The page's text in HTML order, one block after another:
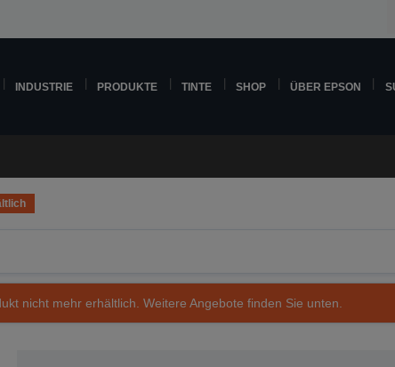
INDUSTRIE PRODUKTE TINTE SHOP ÜBER EPSON
nicht mehr erhältlich. Weitere Angebote finden Sie unten.